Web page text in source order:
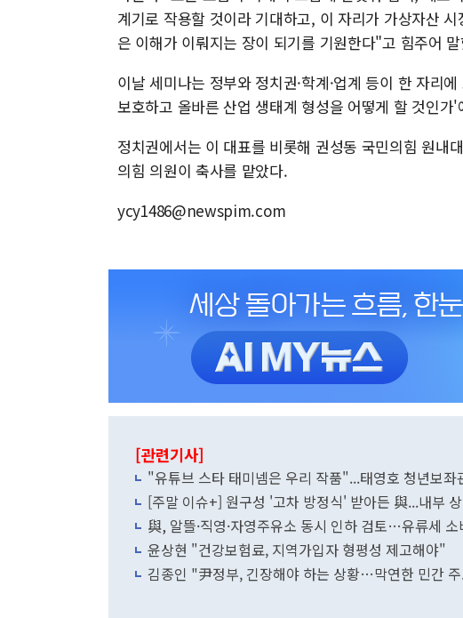
계기로 작용할 것이라 기대하고, 이 자리가 가상자산
은 이해가 이뤄지는 장이 되기를 기원한다"고 힘주어
이날 세미나는 정부와 정치권·학계·업계 등이 한 자리
보호하고 올바른 산업 생태계 형성을 어떻게 할 것인
정치권에서는 이 대표를 비롯해 권성동 국민의힘 원내
의힘 의원이 축사를 맡았다.
ycy1486@newspim.com
[관련기사]
"유튜브 스타 태미넴은 우리 작품"...태영호 청년보좌
[주말 이슈+] 원구성 '고차 방정식' 받아든 與...내부
與, 알뜰·직영·자영주유소 동시 인하 검토…유류세
윤상현 "건강보험료, 지역가입자 형평성 제고해야"
김종인 "尹정부, 긴장해야 하는 상황…막연한 민간